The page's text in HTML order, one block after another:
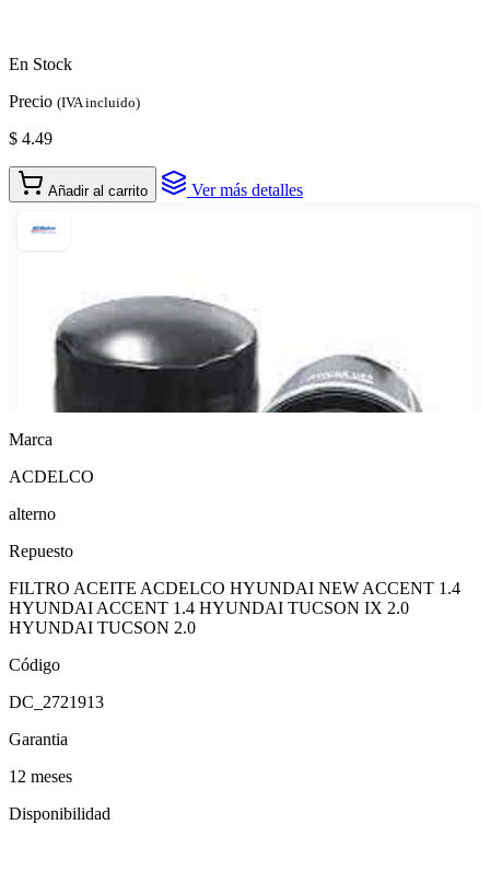
En Stock
Precio (IVA incluido)
$ 4.49
Añadir al carrito Ver más detalles
Marca
ACDELCO
alterno
Repuesto
FILTRO ACEITE ACDELCO HYUNDAI NEW ACCENT 1.4
HYUNDAI ACCENT 1.4 HYUNDAI TUCSON IX 2.0
HYUNDAI TUCSON 2.0
Código
DC_2721913
Garantia
12 meses
Disponibilidad